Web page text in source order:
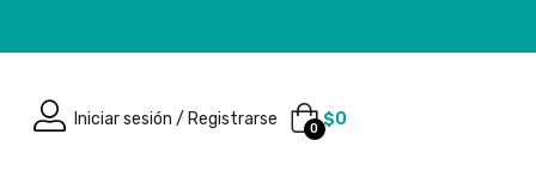
Iniciar sesión / Registrarse 0 $0